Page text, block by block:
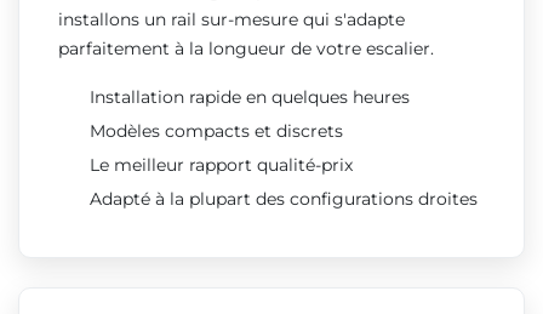
installons un rail sur-mesure qui s'adapte
parfaitement à la longueur de votre escalier.
Installation rapide en quelques heures
Modèles compacts et discrets
Le meilleur rapport qualité-prix
Adapté à la plupart des configurations droites